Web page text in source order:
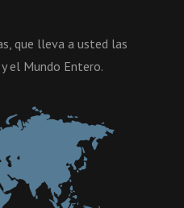
que lleva a usted las
el Mundo Entero.